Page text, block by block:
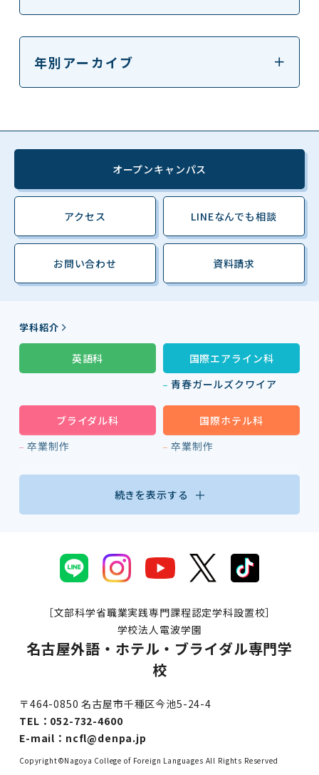
年別アーカイブ
オープンキャンパス
アクセス LINEなんでも相談
お問い合わせ 資料請求
学科紹介
英語科
国際エアライン科
青春ガールズクワイア
ブライダル科
卒業制作
国際ホテル科
卒業制作
続きを表示する
［文部科学省職業実践専門課程認定学科設置校］
学校法人電波学園
名古屋外語・ホテル・ブライダル専門学
校
〒464-0850 名古屋市千種区今池5-24-4
TEL： 052-732-4600
E-mail： ncfl@denpa.jp
Copyright©Nagoya College of Foreign Languages All Rights Reserved